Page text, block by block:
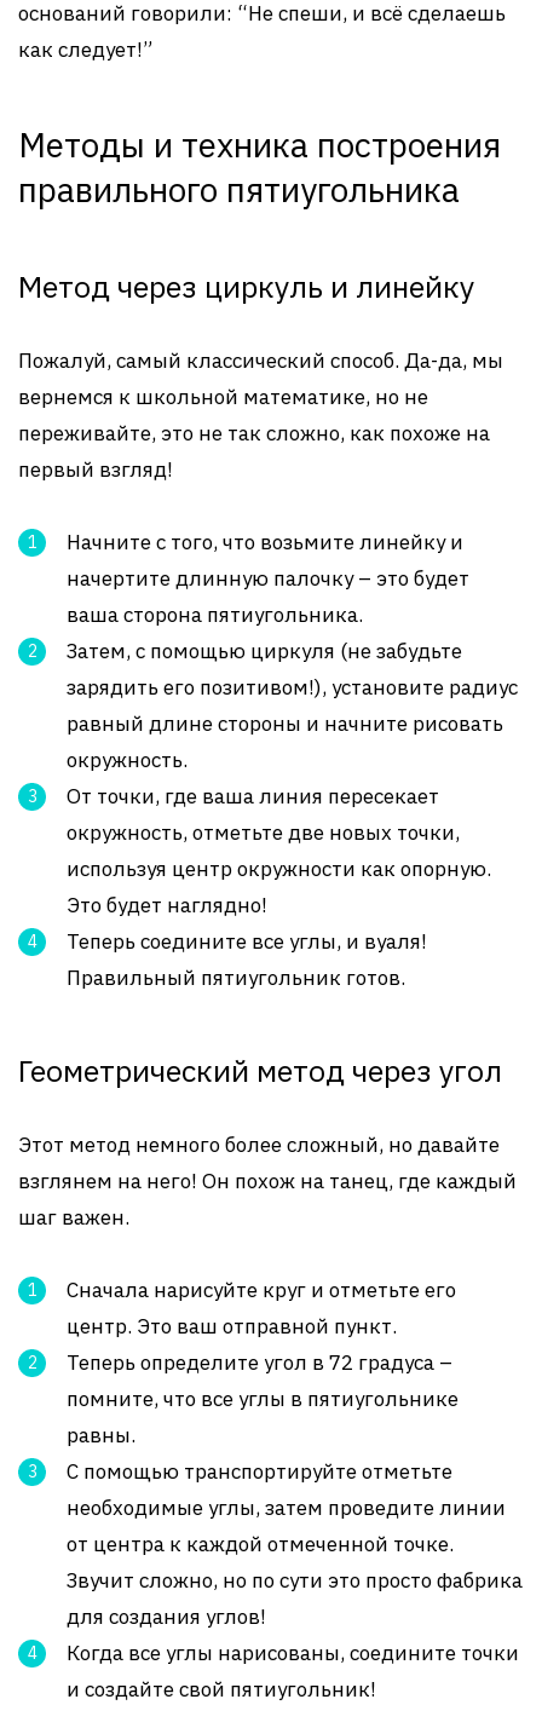
оснований говорили: “Не спеши, и всё сделаешь
как следует!”
Методы и техника построения
правильного пятиугольника
Метод через циркуль и линейку
Пожалуй, самый классический способ. Да-да, мы
вернемся к школьной математике, но не
переживайте, это не так сложно, как похоже на
первый взгляд!
Начните с того, что возьмите линейку и
начертите длинную палочку – это будет
ваша сторона пятиугольника.
Затем, с помощью циркуля (не забудьте
зарядить его позитивом!), установите радиус
равный длине стороны и начните рисовать
окружность.
От точки, где ваша линия пересекает
окружность, отметьте две новых точки,
используя центр окружности как опорную.
Это будет наглядно!
Теперь соедините все углы, и вуаля!
Правильный пятиугольник готов.
Геометрический метод через угол
Этот метод немного более сложный, но давайте
взглянем на него! Он похож на танец, где каждый
шаг важен.
Сначала нарисуйте круг и отметьте его
центр. Это ваш отправной пункт.
Теперь определите угол в 72 градуса –
помните, что все углы в пятиугольнике
равны.
С помощью транспортируйте отметьте
необходимые углы, затем проведите линии
от центра к каждой отмеченной точке.
Звучит сложно, но по сути это просто фабрика
для создания углов!
Когда все углы нарисованы, соедините точки
и создайте свой пятиугольник!